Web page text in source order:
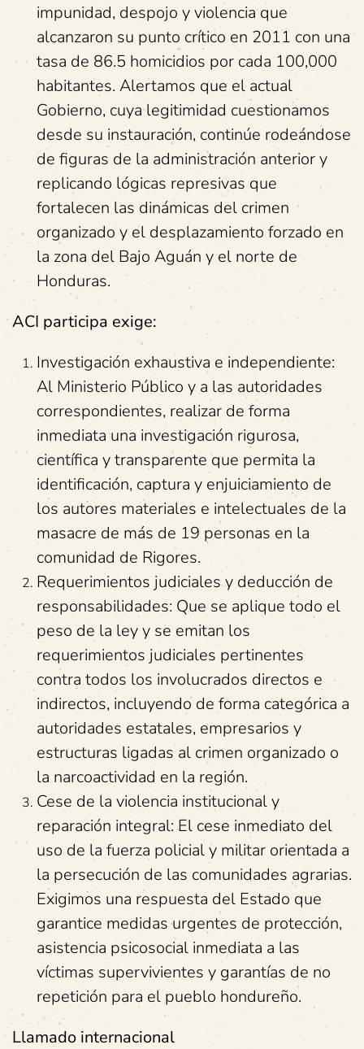
impunidad, despojo y violencia que
alcanzaron su punto crítico en 2011 con una
tasa de 86.5 homicidios por cada 100,000
habitantes. Alertamos que el actual
Gobierno, cuya legitimidad cuestionamos
desde su instauración, continúe rodeándose
de figuras de la administración anterior y
replicando lógicas represivas que
fortalecen las dinámicas del crimen
organizado y el desplazamiento forzado en
la zona del Bajo Aguán y el norte de
Honduras.
ACI participa exige:
Investigación exhaustiva e independiente:
Al Ministerio Público y a las autoridades
correspondientes, realizar de forma
inmediata una investigación rigurosa,
científica y transparente que permita la
identificación, captura y enjuiciamiento de
los autores materiales e intelectuales de la
masacre de más de 19 personas en la
comunidad de Rigores.
Requerimientos judiciales y deducción de
responsabilidades: Que se aplique todo el
peso de la ley y se emitan los
requerimientos judiciales pertinentes
contra todos los involucrados directos e
indirectos, incluyendo de forma categórica a
autoridades estatales, empresarios y
estructuras ligadas al crimen organizado o
la narcoactividad en la región.
Cese de la violencia institucional y
reparación integral: El cese inmediato del
uso de la fuerza policial y militar orientada a
la persecución de las comunidades agrarias.
Exigimos una respuesta del Estado que
garantice medidas urgentes de protección,
asistencia psicosocial inmediata a las
víctimas supervivientes y garantías de no
repetición para el pueblo hondureño.
Llamado internacional